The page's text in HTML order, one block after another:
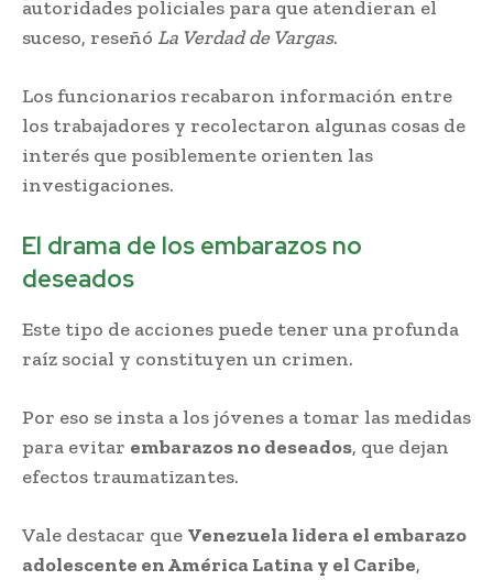
autoridades policiales para que atendieran el
suceso, reseñó La Verdad de Vargas.
Los funcionarios recabaron información entre
los trabajadores y recolectaron algunas cosas de
interés que posiblemente orienten las
investigaciones.
El drama de los embarazos no
deseados
Este tipo de acciones puede tener una profunda
raíz social y constituyen un crimen.
Por eso se insta a los jóvenes a tomar las medidas
para evitar embarazos no deseados, que dejan
efectos traumatizantes.
Vale destacar que Venezuela lidera el embarazo
adolescente en América Latina y el Caribe,